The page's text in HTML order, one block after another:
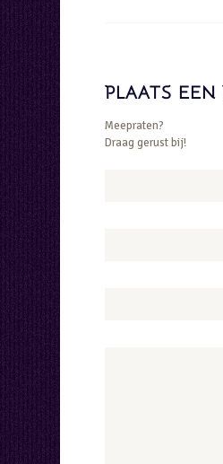
PLAATS EEN
Meepraten?
Draag gerust bij!